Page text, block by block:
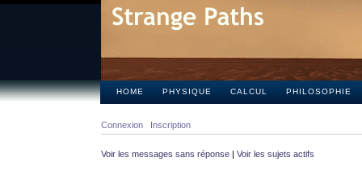
HOME PHYSIQUE CALCUL PHILOSOPHIE
Connexion Inscription
Voir les messages sans réponse | Voir les sujets actifs